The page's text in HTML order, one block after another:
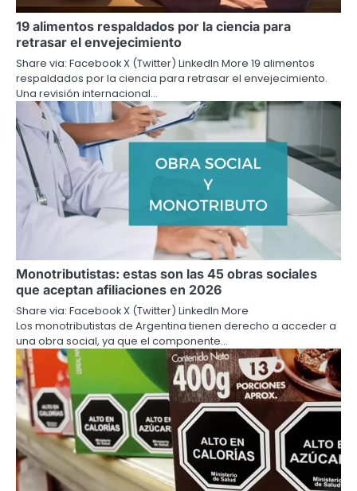
19 alimentos respaldados por la ciencia para
retrasar el envejecimiento
Share via: Facebook X (Twitter) LinkedIn More 19 alimentos
respaldados por la ciencia para retrasar el envejecimiento.
Una revisión internacional…
Monotributistas: estas son las 45 obras sociales
que aceptan afiliaciones en 2026
Share via: Facebook X (Twitter) LinkedIn More
Los monotributistas de Argentina tienen derecho a acceder a
una obra social, ya que el componente…